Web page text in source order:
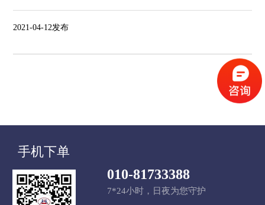
2021-04-12发布
010-81733388
7*24小时，日夜为您守护
手机下单